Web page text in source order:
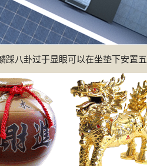
踩八卦过于显眼可以在坐垫下安置